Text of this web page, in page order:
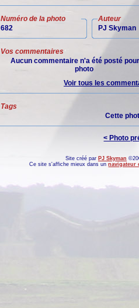
Numéro de la photo
682
Auteur
PJ Skyman
Vos commentaires
Aucun commentaire n'a été posté
photo
Voir tous les
Tags
Cette
< Photo
Site créé par PJ Skyman
Ce site s'affiche mieux dans unnavigateur